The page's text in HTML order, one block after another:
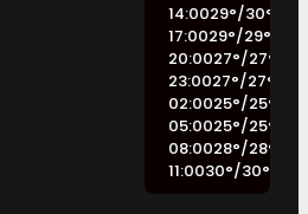
14:0029°/30°
17:0029°/29°
20:0027°/27°
23:0027°/27°
02:0025°/25°
05:0025°/25°
08:0028°/28°
11:0030°/30°